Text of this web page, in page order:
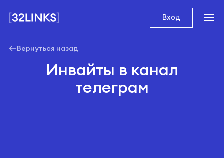
Вход
Вернуться назад
Инвайты в канал
телеграм